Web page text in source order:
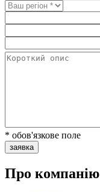
* обов'язкове поле
заявка
Про компанію